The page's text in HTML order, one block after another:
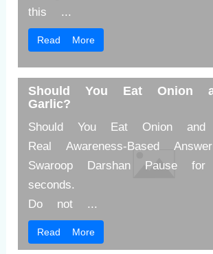
this ...
Read More
Should You Eat Onion
Garlic?
Should You Eat Onion
Real Awareness-Based
Swaroop Darshan Pause
seconds.
Do not ...
Read More